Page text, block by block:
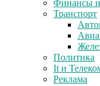
Финансы и
Транспорт
Политика
It и
Реклама